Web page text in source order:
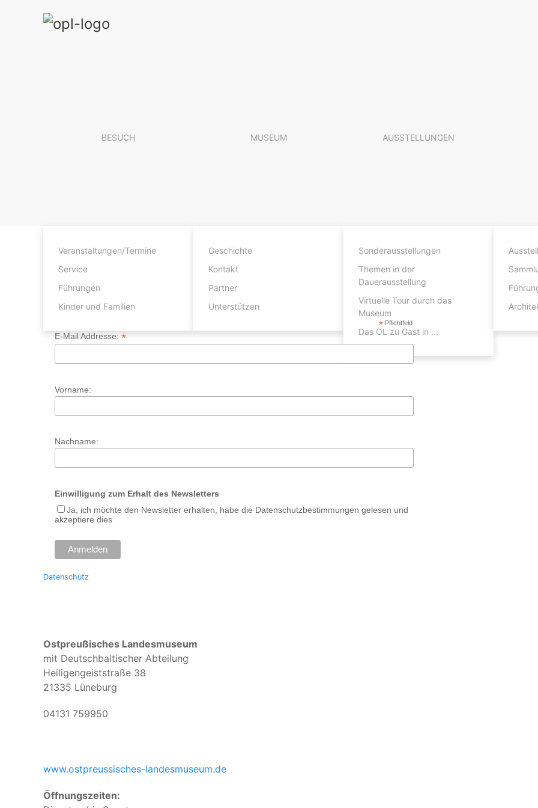
BESUCH
Veranstaltungen/Termine
Service
Führungen
Kinder und Familien
MUSEUM
Geschichte
Kontakt
Partner
Unterstützen
AUSSTELLUNGEN
Sonderausstellungen
Themen in der
Dauerausstellung
Virtuelle Tour durch das
Museum
Das OL zu Gast in ...
Anmeldung zum Newsletter
* Pflichtfeld
E-Mail Addresse:*
Vorname:
Nachname:
Einwilligung zum Erhalt des Newsletters
Ja, ich möchte den Newsletter erhalten, habe die Datenschutzbestimmungen gelesen und
akzeptiere dies
Datenschutz
Ostpreußisches Landesmuseum
mit Deutschbaltischer Abteilung
Heiligengeiststraße 38
21335 Lüneburg
04131 759950
www.ostpreussisches-landesmuseum.de
Öffnungszeiten: